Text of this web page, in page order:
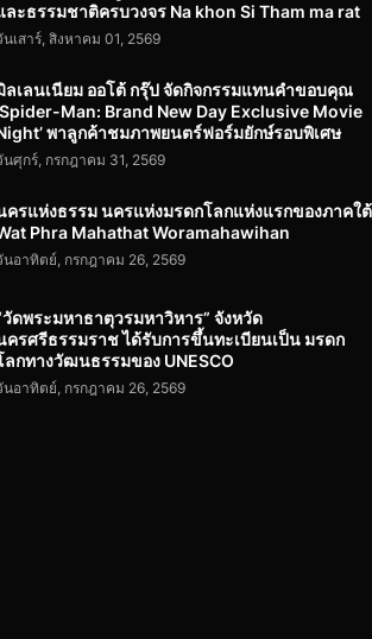
ละธรรมชาติครบวงจร Na khon Si Tham ma rat
นเสาร์, สิงหาคม 01, 2569
ลเลนเนียม ออโต้ กรุ๊ป จัดกิจกรรมแทนคำขอบคุณ
Man: Brand New Day Exclusive Movie
พาลูกค้าชมภาพยนตร์ฟอร์มยักษ์รอบพิเศษ
นศุกร์, กรกฎาคม 31, 2569
ครแห่งธรรม นครแห่งมรดกโลกแห่งแรกของภาคใต้
Phra Mahathat Woramahawihan
นอาทิตย์, กรกฎาคม 26, 2569
วัดพระมหาธาตุวรมหาวิหาร” จังหวัด
ครศรีธรรมราช ได้รับการขึ้นทะเบียนเป็น มรดก
ลกทางวัฒนธรรมของ UNESCO
นอาทิตย์, กรกฎาคม 26, 2569